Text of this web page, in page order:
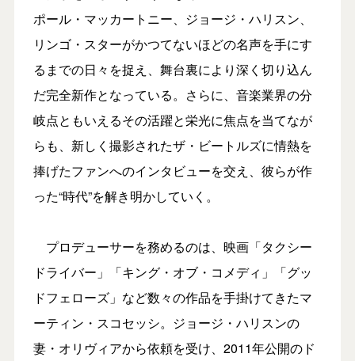
ポール・マッカートニー、ジョージ・ハリスン、
リンゴ・スターがかつてないほどの名声を手にす
るまでの日々を捉え、舞台裏により深く切り込ん
だ完全新作となっている。さらに、音楽業界の分
岐点ともいえるその活躍と栄光に焦点を当てなが
らも、新しく撮影されたザ・ビートルズに情熱を
捧げたファンへのインタビューを交え、彼らが作
った“時代”を解き明かしていく。
プロデューサーを務めるのは、映画「タクシー
ドライバー」「キング・オブ・コメディ」「グッ
ドフェローズ」など数々の作品を手掛けてきたマ
ーティン・スコセッシ。ジョージ・ハリスンの
妻・オリヴィアから依頼を受け、2011年公開のド